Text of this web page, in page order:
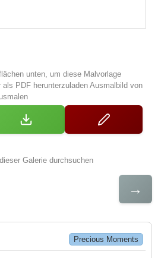
unten, um diese Malvorlage
PDF herunterzuladen Ausmalbild von
Galerie durchsuchen
→
Precious Moments